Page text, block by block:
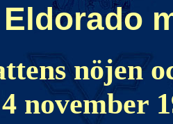
Eldorado
nöjen
november